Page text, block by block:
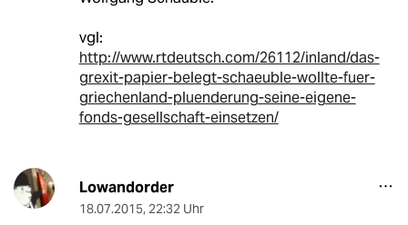
vgl:
http://www.rtdeutsch.com/26112/inland/das-
grexit-papier-belegt-schaeuble-wollte-fuer-
griechenland-pluenderung-seine-eigene-
fonds-gesellschaft-einsetzen/
Lowandorder
18.07.2015, 22:32 Uhr